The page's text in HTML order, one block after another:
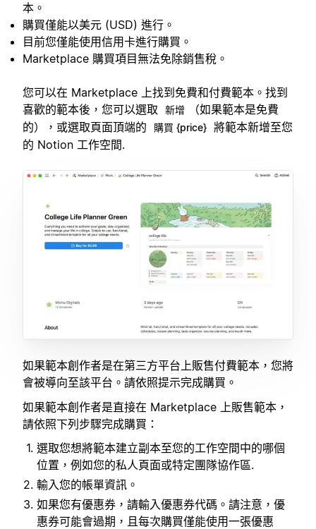
本。
購買僅能以美元 (USD) 進行。
目前您僅能使用信用卡進行購買。
Marketplace 購買項目無法免除銷售稅。
您可以在 Marketplace 上找到免費和付費範本。找到
喜歡的範本後，您可以選取
新增
（如果範本是免費
的），或選取頁面頂端的
購買 {price} 將範本新增至您
的 Notion 工作空間.
如果範本創作者是在第三方平台上販售付費範本，您將
會被導向至該平台。請依照提示完成購買。
如果範本創作者是直接在 Marketplace 上販售範本，
請依照下列步驟完成購買：
選取您想將範本建立副本至您的工作空間中的哪個
位置，例如您的私人頁面或特定團隊協作區.
輸入您的帳單資訊。
如果您有優惠券，請輸入優惠券代碼。請注意，優
惠券可能會過期，且每次購買僅能使用一張優惠